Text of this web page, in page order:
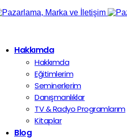
Hakkımda
Hakkımda
Eğitimlerim
Seminerlerim
Danışmanlıklar
TV & Radyo Programlarım
Kitaplar
Blog